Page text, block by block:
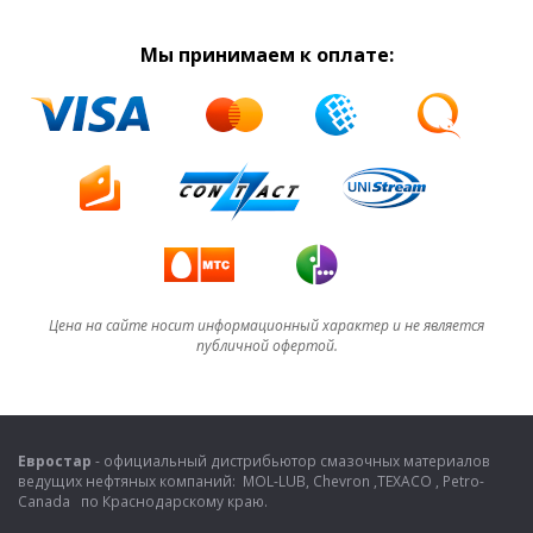
Мы принимаем к оплате:
Цена на сайте носит информационный характер и не является
публичной офертой.
Евростар - официальный дистрибьютор смазочных материалов
ведущих нефтяных компаний: MOL-LUB, Chevron ,TEXACO , Petro-
Canada по Краснодарскому краю.